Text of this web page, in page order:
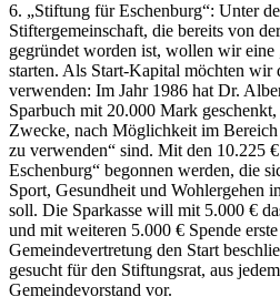
6. „Stiftung für Eschenburg“: Unter
Stiftergemeinschaft, die bereits von
gegründet worden ist, wollen wir
starten. Als Start-Kapital möchten wir
verwenden: Im Jahr 1986 hat Dr.
Sparbuch mit 20.000 Mark
Zwecke, nach Möglichkeit im Bereich
zu verwenden“ sind. Mit den 10.225
Eschenburg“ begonnen werden, die
Sport, Gesundheit und Wohlergehen
soll. Die Sparkasse will mit 5.000 €
und mit weiteren 5.000 € Spende
Gemeindevertretung den Start
gesucht für den Stiftungsrat, aus
Gemeindevorstand vor.